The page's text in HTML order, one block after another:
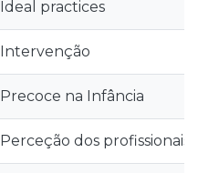
Ideal practices
Intervenção
Precoce na Infância
Perceção dos profissionais